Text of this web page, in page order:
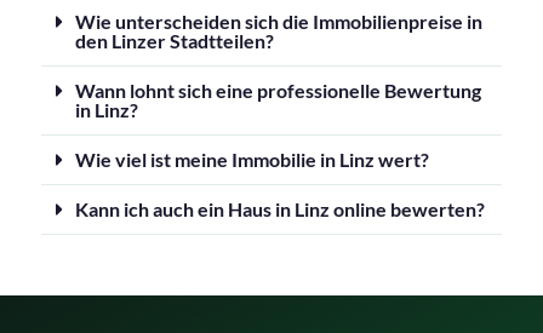
Wie unterscheiden sich die Immobilienpreise in
den Linzer Stadtteilen?
Wann lohnt sich eine professionelle Bewertung
in Linz?
Wie viel ist meine Immobilie in Linz wert?
Kann ich auch ein Haus in Linz online bewerten?